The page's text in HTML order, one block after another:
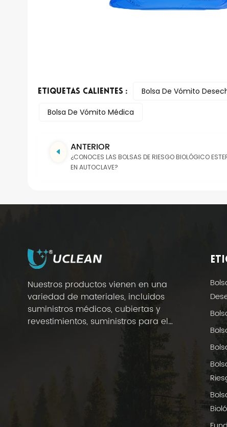
ETIQUETAS CALIENTES : Bolsa De Vómito
Bolsa De Vómito Médica
ANTERIOR
¿CONOCES LAS BOLSAS DE RIESGO BIOLÓGICO
EN AUTOCLAVE?
Nuestros productos vienen en una
variedad de materiales, incluidos
suministros médicos, cubiertas y
revestimientos, suministros para el